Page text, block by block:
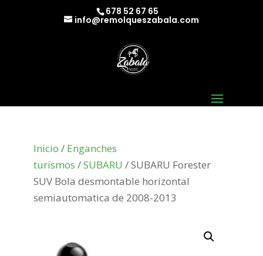
678 52 67 65
info@remolqueszabala.com
Inicio / Enganches
turismos /SUBARU / SUBARU Forester
SUV Bola desmontable horizontal
semiautomatica de 2008-2013